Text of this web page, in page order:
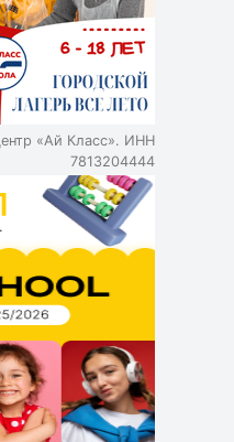
формах и
образованию или
«Ай Класс». ИНН
7813204444